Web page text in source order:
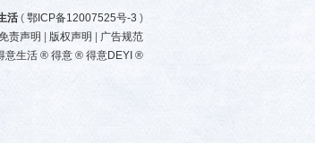
活 ( 鄂ICP备12007525号-3 )
责声明 版权声明
广告规范
意生活 ® 得意 ® 得意DEYI ®